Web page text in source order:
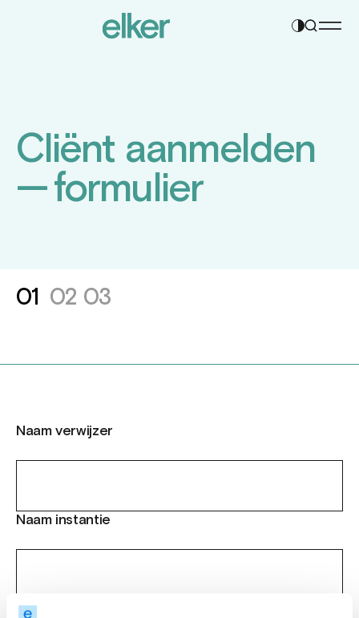
Contrast
Cliënt aan­melden
— for­mulier
01 02 03
Naam verwijzer
Naam instantie
E-mailadres